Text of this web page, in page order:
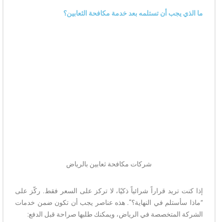
ما الذي يجب أن تستلمه بعد خدمة مكافحة الثعابين؟
شركات مكافحة ثعابين بالرياض
إذا كنت تريد قراراً شرائياً ذكيًا، لا تركز على السعر فقط. ركّز على
“ماذا سأستلم في النهاية؟”. هذه عناصر يجب أن تكون ضمن خدمات
الشركة المتخصصة في الرياض، ويمكنك طلبها صراحة قبل الدفع: